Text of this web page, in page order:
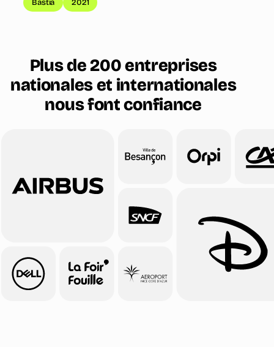
Bastia 2021
Plus de 200 entreprises
nationales et internationales
nous font confiance